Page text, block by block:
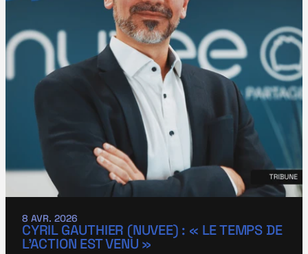
8 AVR. 2026
CYRIL GAUTHIER (NUVEE) : « LE TEMPS DE
L’ACTION EST VENU »